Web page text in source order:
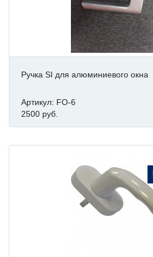
Ручка SI для алюминиевого окна
Артикул: FO-6
2500 руб.